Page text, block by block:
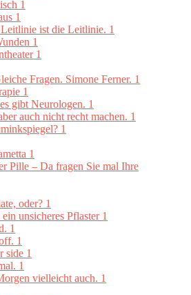
1
1
ist die Leitlinie. 1
1
1
Fragen. Simone Ferner. 1
1
gibt Neurologen. 1
auch nicht recht machen. 1
1
1
Pille – Da fragen Sie mal Ihre
oder? 1
unsicheres Pflaster 1
1
1
side 1
1
vielleicht auch. 1